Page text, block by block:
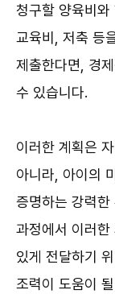
청구할 양육비와
교육비, 저축 등
제출한다면, 경
수 있습니다.
이러한 계획은
아니라, 아이의
증명하는 강력
과정에서 이러한
있게 전달하기
조력이 도움이